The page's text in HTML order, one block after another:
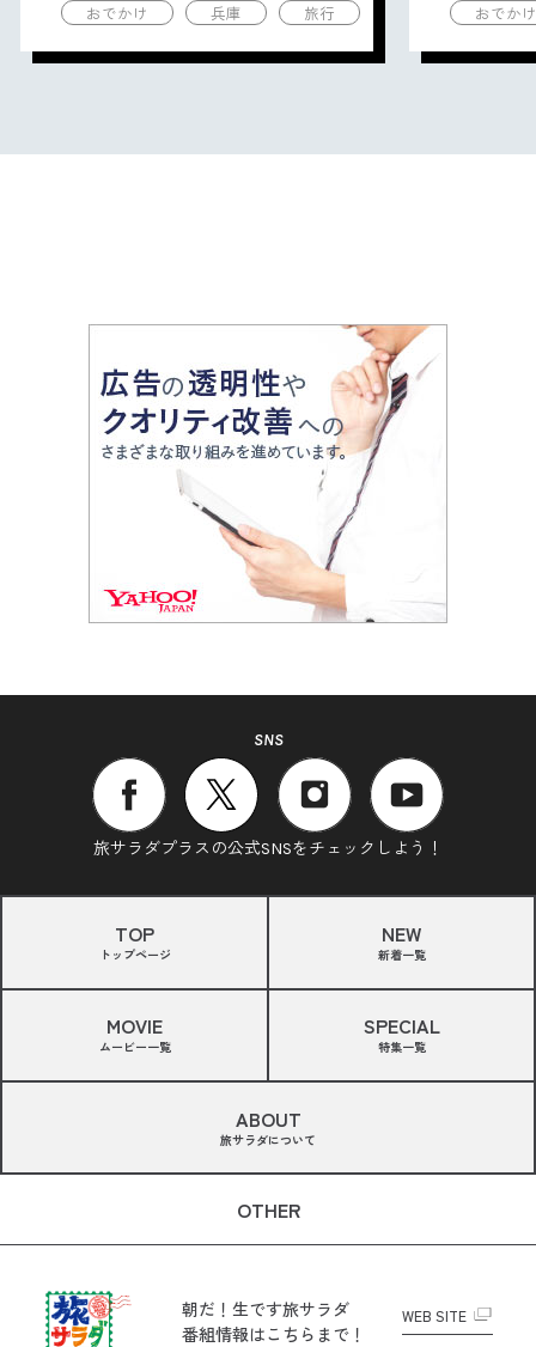
おでかけ 兵庫 旅行 おでか
SNS
旅サラダプラスの公式SNSをチェックしよう！
TOP
トップページ
NEW
新着一覧
MOVIE
ムービー一覧
SPECIAL
特集一覧
ABOUT
旅サラダについて
OTHER
朝だ！生です旅サラダ
番組情報はこちらまで！
WEB SITE